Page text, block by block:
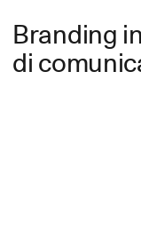
Branding
di